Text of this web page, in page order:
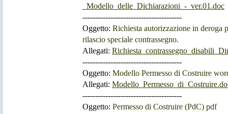
_Modello_delle_Dichiarazioni_-_ver.01.doc
---------------------------------------
Oggetto: Richiesta autorizzazione in deroga
rilascio speciale contrassegno.
Allegati:
---------------------------------------
Oggetto: Modello Permesso di Costruire
Allegati:
---------------------------------------
Oggetto: Permesso di Costruire (PdC) pdf